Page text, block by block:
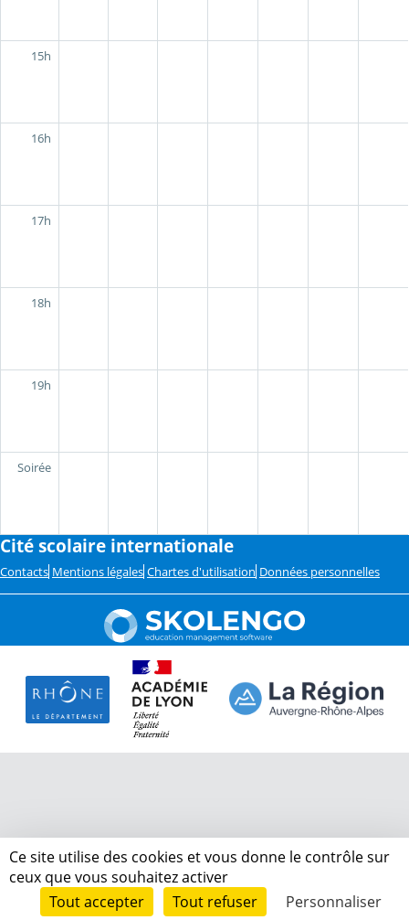
15h
16h
17h
18h
19h
Soirée
Cité scolaire internationale
Contacts Mentions légales Chartes d'utilisation Données personnelles
Ce site utilise des cookies et vous donne le contrôle sur
ceux que vous souhaitez activer
Tout accepter
Tout refuser Personnaliser